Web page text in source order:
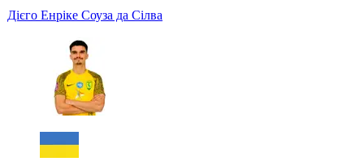
Дієго Енріке Соуза да Сілва